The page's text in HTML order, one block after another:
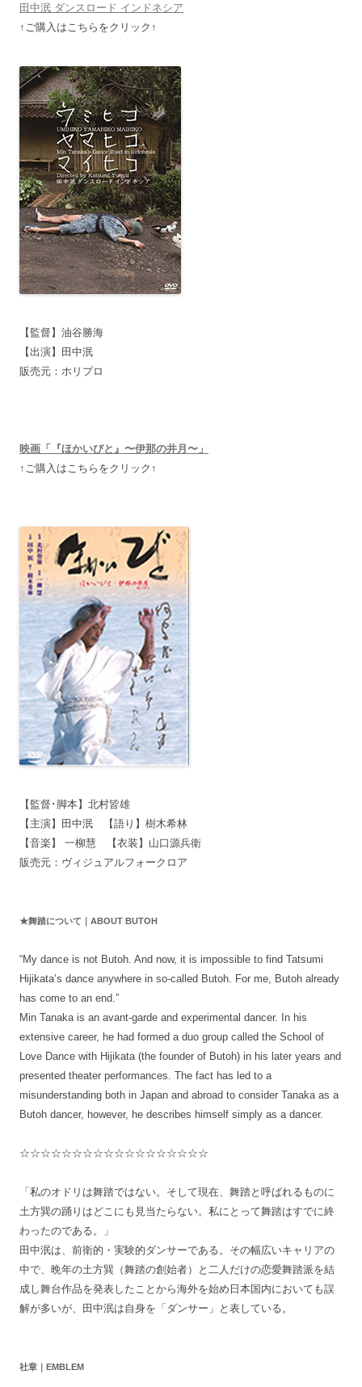
田中泯 ダンスロード インドネシア
↑ご購入はこちらをクリック↑
【監督】油谷勝海
【出演】田中泯
販売元：ホリプロ
映画「『ほかいびと』〜伊那の井月〜」
↑ご購入はこちらをクリック↑
【監督･脚本】北村皆雄
【主演】田中泯 【語り】樹木希林
【音楽】 一柳慧 【衣装】山口源兵衛
販売元：ヴィジュアルフォークロア
★舞踏について｜ABOUT BUTOH
“My dance is not Butoh. And now, it is impossible to find Tatsumi
Hijikata’s dance anywhere in so-called Butoh. For me, Butoh already
has come to an end.”
Min Tanaka is an avant-garde and experimental dancer. In his
extensive career, he had formed a duo group called the School of
Love Dance with Hijikata (the founder of Butoh) in his later years and
presented theater performances. The fact has led to a
misunderstanding both in Japan and abroad to consider Tanaka as a
Butoh dancer, however, he describes himself simply as a dancer.
☆☆☆☆☆☆☆☆☆☆☆☆☆☆☆☆☆☆
「私のオドリは舞踏ではない。そして現在、舞踏と呼ばれるものに
土方巽の踊りはどこにも見当たらない。私にとって舞踏はすでに終
わったのである。」
田中泯は、前衛的・実験的ダンサーである。その幅広いキャリアの
中で、晩年の土方巽（舞踏の創始者）と二人だけの恋愛舞踏派を結
成し舞台作品を発表したことから海外を始め日本国内においても誤
解が多いが、田中泯は自身を「ダンサー」と表している。
社章｜EMBLEM